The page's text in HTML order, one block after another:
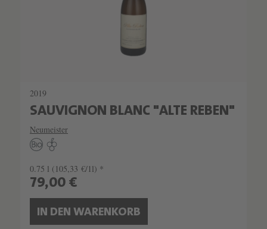
2019
SAUVIGNON BLANC "ALTE REBEN"
Neumeister
0.75 l (105,33 €/1l) *
79,00 €
IN DEN WARENKORB